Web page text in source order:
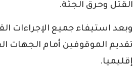
القتل وحرق الجثة.
وبعد استيفاء جميع الإجراءات
تقديم الموقوفين أمام الجهات
إقليميا.